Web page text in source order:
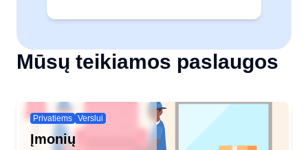
Mūsų teikiamos paslaugos
Privatiems Verslui
Įmonių